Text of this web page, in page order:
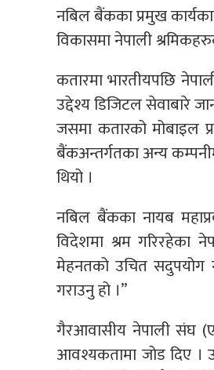
नबिल बैंकका प्रमुख
विकासमा नेपाली
कतारमा भारतीयपछि
उद्देश्य डिजिटल सेवाबारे
जसमा कतारको मोबाइल
बैंकअन्तर्गतका अन्य
थियो ।
नबिल बैंकका नायब
विदेशमा श्रम गरिरहेका
मेहनतको उचित सदुपयोग
गराउनु हो ।”
गैरआवासीय नेपाली संघ
आवश्यकतामा जोड दिए ।